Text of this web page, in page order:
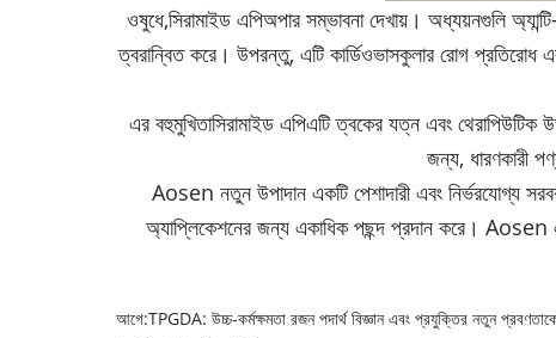
ওষুধে,সিরামাইড এপিঅপার সম্ভাবনা দেখায়। অধ্যয়নগুলি
ত্বরান্বিত করে। উপরন্তু, এটি কার্ডিওভাসকুলার রোগ প্রতিরোধ
এর বহুমুখিতাসিরামাইড এপিএটি ত্বকের যত্ন এবং থেরাপিউটিক
জন্য, ধারণকারী
Aosen নতুন উপাদান একটি পেশাদারী এবং নির্ভরযোগ্য
অ্যাপ্লিকেশনের জন্য একাধিক পছন্দ প্রদান করে।
আগে:TPGDA: উচ্চ-কর্মক্ষমতা রজন পদার্থ বিজ্ঞান এবং প্রযুক্তির নতুন